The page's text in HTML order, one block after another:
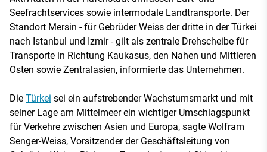
Seefrachtservices sowie intermodale Landtransporte. Der
Standort Mersin - für Gebrüder Weiss der dritte in der Türkei
nach Istanbul und Izmir - gilt als zentrale Drehscheibe für
Transporte in Richtung Kaukasus, den Nahen und Mittleren
Osten sowie Zentralasien, informierte das Unternehmen.
Die Türkei sei ein aufstrebender Wachstumsmarkt und mit
seiner Lage am Mittelmeer ein wichtiger Umschlagspunkt
für Verkehre zwischen Asien und Europa, sagte Wolfram
Senger-Weiss, Vorsitzender der Geschäftsleitung von